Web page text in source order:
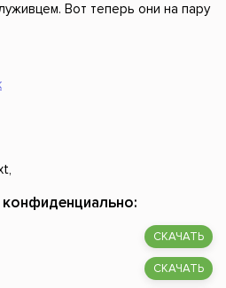
Вот теперь они на пару
конфиденциально:
СКАЧАТЬ
СКАЧАТЬ